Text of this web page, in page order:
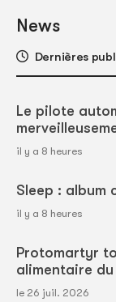
News
Dernières
Le pilote
il y a 8 heures
Sleep : album
il y a 8 heures
Protomartyr
alimentaire
le 26 juil. 2026